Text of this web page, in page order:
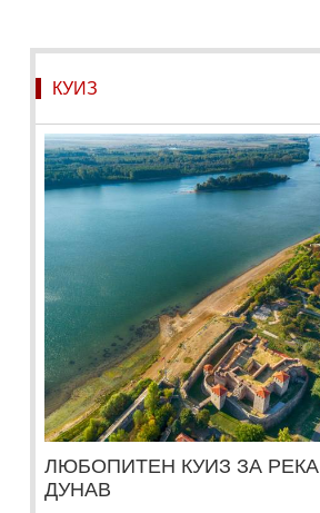
КУИЗ
ЛЮБОПИТЕН КУИЗ ЗА РЕКА
ДУНАВ